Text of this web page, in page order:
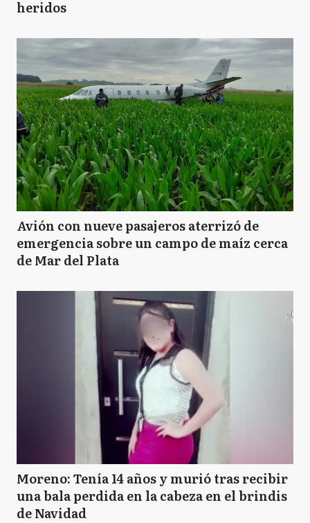
heridos
Avión con nueve pasajeros aterrizó de
emergencia sobre un campo de maíz cerca
de Mar del Plata
Moreno: Tenía 14 años y murió tras recibir
una bala perdida en la cabeza en el brindis
de Navidad